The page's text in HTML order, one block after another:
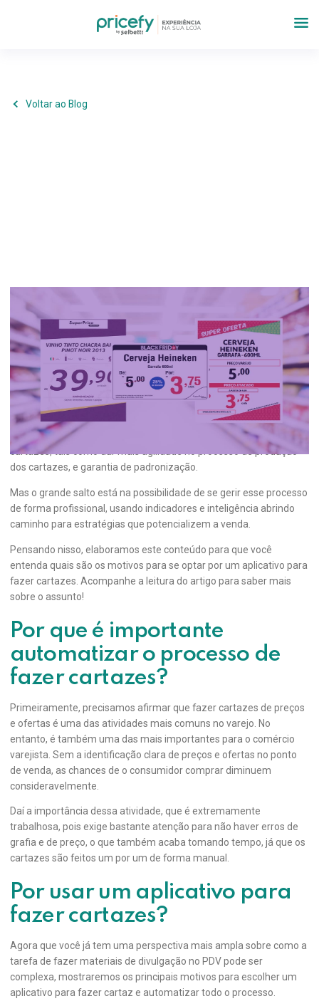
Voltar ao Blog
Operações
7 razões para escolher um aplicativo
para fazer cartazes
Com a evolução da tecnologia, surgiram ferramentas digitais que
facilitam muito a confecção dos
materiais de divulgação no PDV .
Entre as diversas vantagens em utilizar um aplicativo para fazer
cartazes, tais como dar mais agilidade no processo de produção
dos cartazes, e garantia de padronização.
Mas o grande salto está na possibilidade de se gerir esse processo
de forma profissional, usando indicadores e inteligência abrindo
caminho para estratégias que potencializem a venda.
Pensando nisso, elaboramos este conteúdo para que você
entenda quais são os motivos para se optar por um aplicativo para
fazer cartazes. Acompanhe a leitura do artigo para saber mais
sobre o assunto!
Por que é importante
automatizar o processo de
fazer cartazes?
Primeiramente, precisamos afirmar que fazer cartazes de preços
e ofertas é uma das atividades mais comuns no varejo. No
entanto, é também uma das mais importantes para o comércio
varejista. Sem a identificação clara de preços e ofertas no ponto
de venda, as chances de o consumidor comprar diminuem
consideravelmente.
Daí a importância dessa atividade, que é extremamente
trabalhosa, pois exige bastante atenção para não haver erros de
grafia e de preço, o que também acaba tomando tempo, já que os
cartazes são feitos um por um de forma manual.
Por usar um aplicativo para
fazer cartazes?
Agora que você já tem uma perspectiva mais ampla sobre como a
tarefa de fazer materiais de divulgação no PDV pode ser
complexa, mostraremos os principais motivos para escolher um
aplicativo para fazer cartaz e automatizar todo o processo.